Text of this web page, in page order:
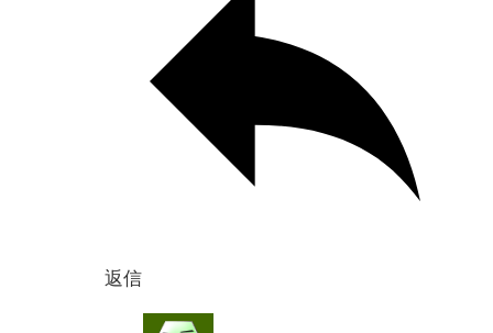
返信